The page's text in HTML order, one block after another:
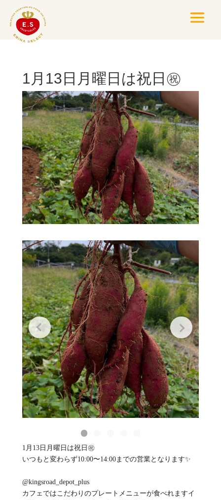
1月13日月曜日は祝日㊗️
1月13日月曜日は祝日㊗️
いつもと変わらず10:00〜14:00までの営業となります✨
@kingsroad_depot_plus
カフェではこだわりのプレートメニューが食べれますイ